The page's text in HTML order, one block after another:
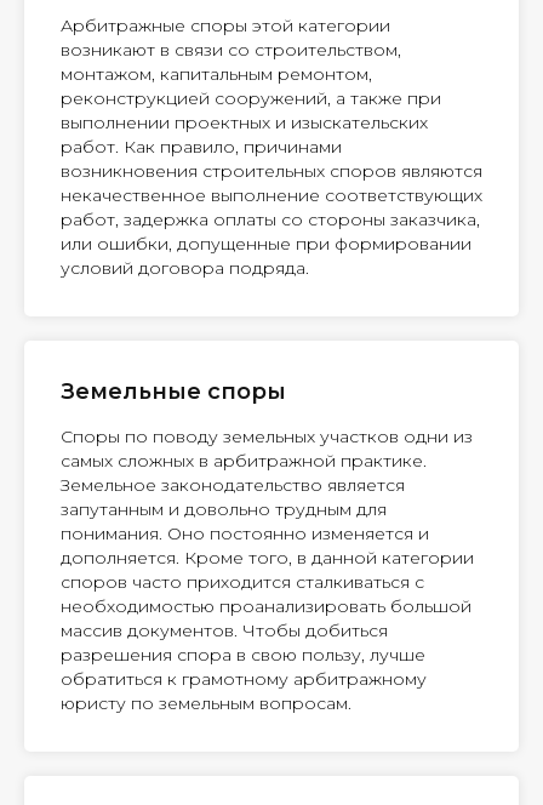
Арбитражные споры этой категории
возникают в связи со строительством,
монтажом, капитальным ремонтом,
реконструкцией сооружений, а также при
выполнении проектных и изыскательских
работ. Как правило, причинами
возникновения строительных споров являются
некачественное выполнение соответствующих
работ, задержка оплаты со стороны заказчика,
или ошибки, допущенные при формировании
условий договора подряда.
Земельные споры
Споры по поводу земельных участков одни из
самых сложных в арбитражной практике.
Земельное законодательство является
запутанным и довольно трудным для
понимания. Оно постоянно изменяется и
дополняется. Кроме того, в данной категории
споров часто приходится сталкиваться с
необходимостью проанализировать большой
массив документов. Чтобы добиться
разрешения спора в свою пользу, лучше
обратиться к грамотному арбитражному
юристу по земельным вопросам.